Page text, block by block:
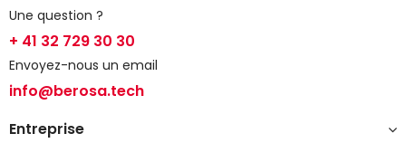
Une question ?
+ 41 32 729 30 30
Envoyez-nous un email
info@berosa.tech
Entreprise